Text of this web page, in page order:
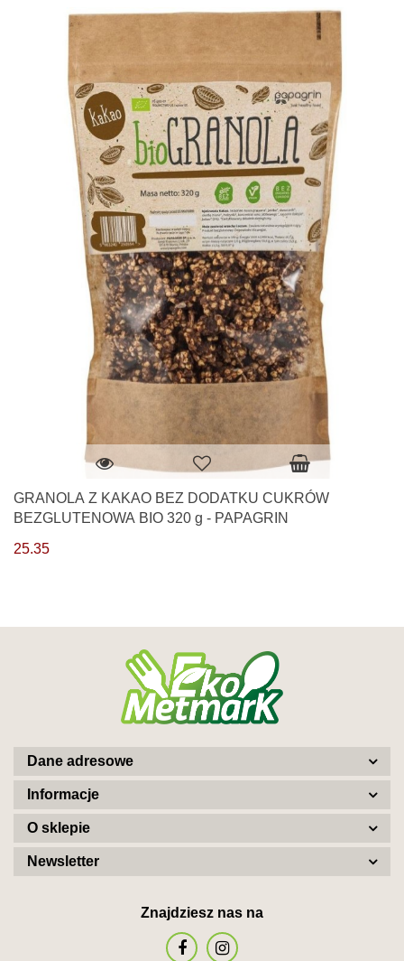
GRANOLA Z KAKAO BEZ DODATKU CUKRÓW
BEZGLUTENOWA BIO 320 g - PAPAGRIN
25.35
Dane adresowe
Informacje
O sklepie
Newsletter
Znajdziesz nas na